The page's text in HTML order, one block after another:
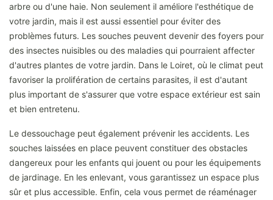
arbre ou d'une haie. Non seulement il améliore l'esthétique de
votre jardin, mais il est aussi essentiel pour éviter des
problèmes futurs. Les souches peuvent devenir des foyers pour
des insectes nuisibles ou des maladies qui pourraient affecter
d'autres plantes de votre jardin. Dans le Loiret, où le climat peut
favoriser la prolifération de certains parasites, il est d'autant
plus important de s'assurer que votre espace extérieur est sain
et bien entretenu.
Le dessouchage peut également prévenir les accidents. Les
souches laissées en place peuvent constituer des obstacles
dangereux pour les enfants qui jouent ou pour les équipements
de jardinage. En les enlevant, vous garantissez un espace plus
sûr et plus accessible. Enfin, cela vous permet de réaménager